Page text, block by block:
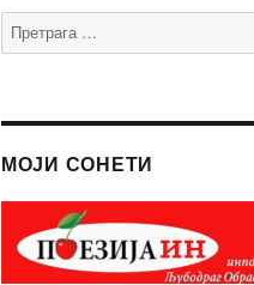
Претрага
за:
МОЈИ СОНЕТИ